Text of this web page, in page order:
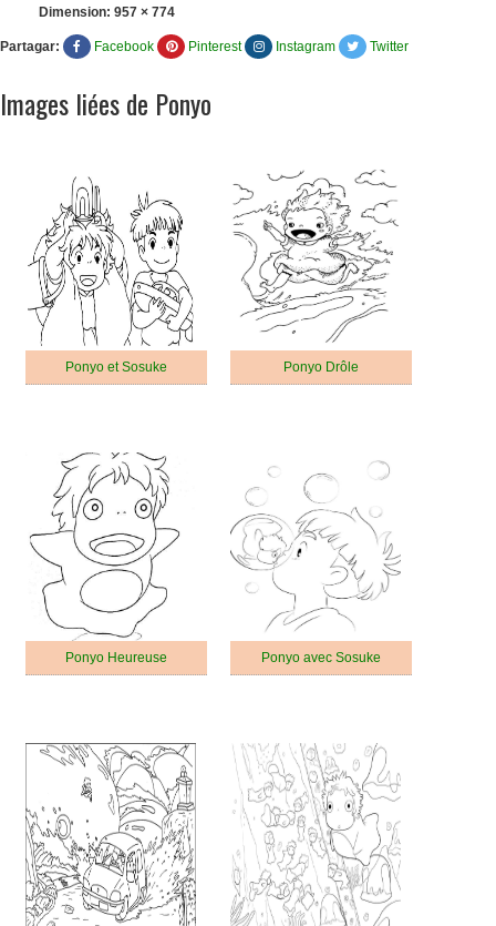
Dimension: 957 × 774
Partagar: Facebook Pinterest Instagram Twitter
Images liées de Ponyo
Ponyo et Sosuke Ponyo Drôle
Ponyo Heureuse Ponyo avec Sosuke